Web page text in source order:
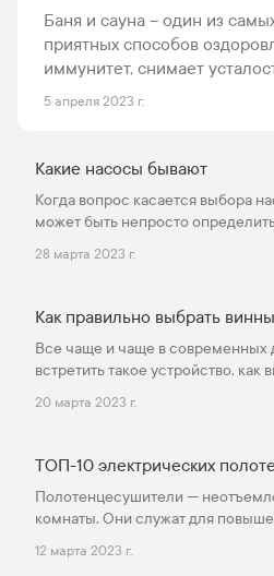
Баня и сауна – один из
приятных способов
иммунитет, снимает
справиться с
возможность париться без
5 апреля 2023 г.
Какие насосы бывают
Когда вопрос касается выбора
может быть непросто
характеристики и предназначен
видам, типам и особенностям
**Содержание** 1) Разделение насосов по принципу
действия * Вибрационные * Ручные * Центробежные *
Вихревые * Роторные 2) Классификация насосов по
решаемым задачам
28 марта 2023 г.
Как правильно выбрать
Все чаще и чаще в современных
встретить такое устройство,
винный шкаф – попробуем
20 марта 2023 г.
ТОП-10 электрических
Полотенцесушители —
комнаты. Они служат для
текстиля. В этой статье ответим
12 марта 2023 г.